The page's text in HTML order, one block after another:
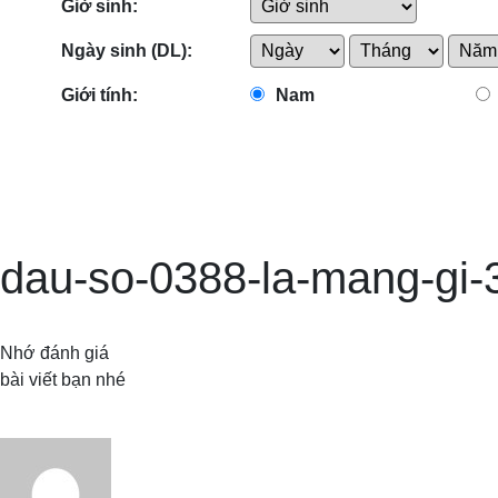
Giờ sinh:
Ngày sinh (DL):
Giới tính: Nam
dau-so-0388-la-mang-gi-
Nhớ đánh giá
bài viết bạn nhé